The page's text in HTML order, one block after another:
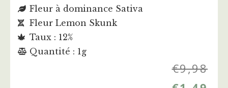
Fleur à dominance Sativa
Fleur Lemon Skunk
Taux : 12%
Quantité : 1g
€9,98